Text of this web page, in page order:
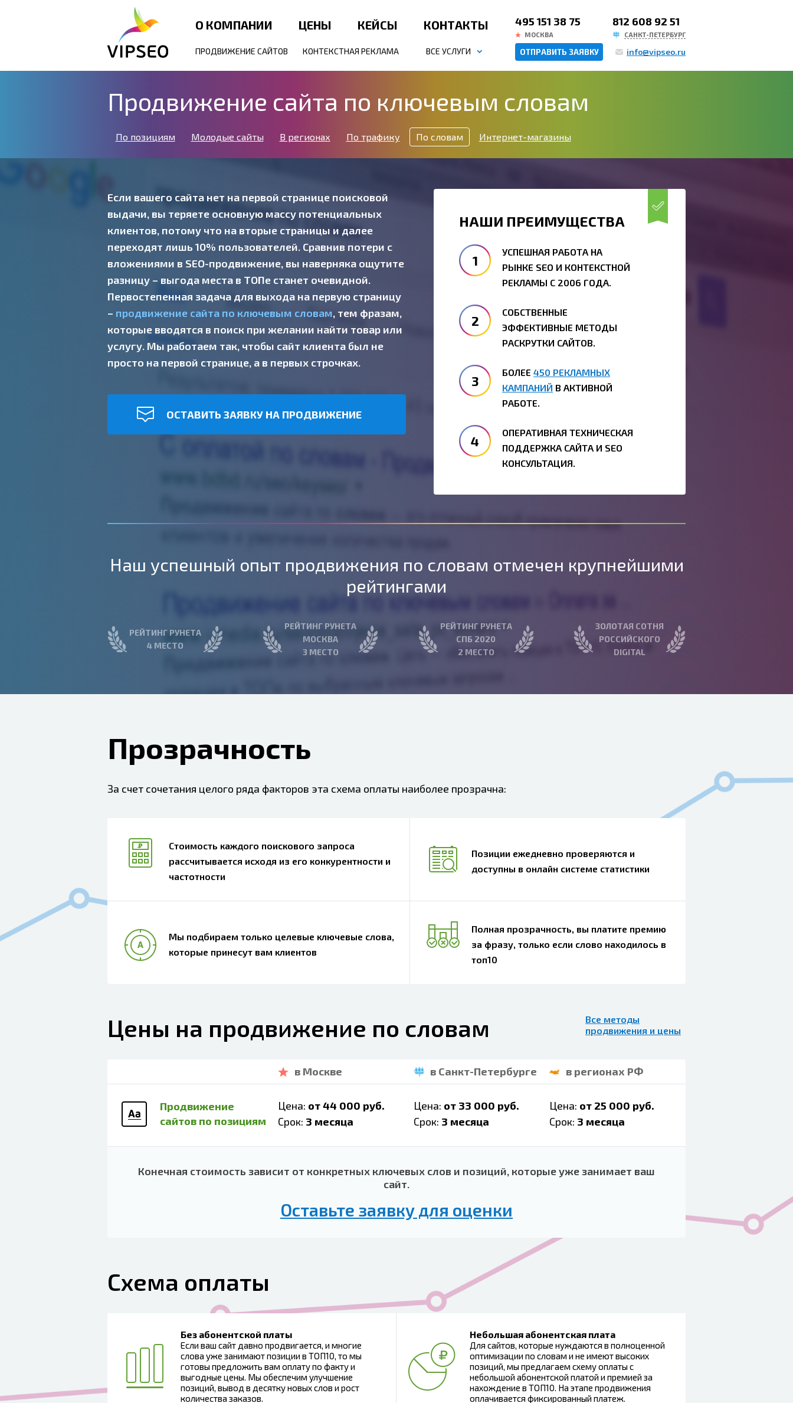
О КОМПАНИИ ЦЕНЫ КЕЙСЫ КОНТАКТЫ
ПРОДВИЖЕНИЕ САЙТОВ КОНТЕКСТНАЯ РЕКЛАМА ВСЕ УСЛУГИ
495 151 38 75
МОСКВА
812 608 92 51
САНКТ-ПЕТЕРБУРГ
ОТПРАВИТЬ ЗАЯВКУ info@vipseo.ru
Продвижение сайта по ключевым словам
По позициям Молодые сайты В регионах По трафику По словам Интернет-магазины
Если вашего сайта нет на первой странице поисковой
выдачи, вы теряете основную массу потенциальных
клиентов, потому что на вторые страницы и далее
переходят лишь 10% пользователей. Сравнив потери с
вложениями в SEO-продвижение, вы наверняка ощутите
разницу – выгода места в ТОПе станет очевидной.
Первостепенная задача для выхода на первую страницу
– продвижение сайта по ключевым словам, тем фразам,
которые вводятся в поиск при желании найти товар или
услугу. Мы работаем так, чтобы сайт клиента был не
просто на первой странице, а в первых строчках.
ОСТАВИТЬ ЗАЯВКУ НА ПРОДВИЖЕНИЕ
НАШИ ПРЕИМУЩЕСТВА
УСПЕШНАЯ РАБОТА НА
РЫНКЕ SEO И КОНТЕКСТНОЙ
РЕКЛАМЫ С 2006 ГОДА.
СОБСТВЕННЫЕ
ЭФФЕКТИВНЫЕ МЕТОДЫ
РАСКРУТКИ САЙТОВ.
БОЛЕЕ 450 РЕКЛАМНЫХ
КАМПАНИЙ В АКТИВНОЙ
РАБОТЕ.
ОПЕРАТИВНАЯ ТЕХНИЧЕСКАЯ
ПОДДЕРЖКА САЙТА И SEO
КОНСУЛЬТАЦИЯ.
Наш успешный опыт продвижения по словам отмечен крупнейшими
рейтингами
РЕЙТИНГ РУНЕТА
4 МЕСТО
РЕЙТИНГ РУНЕТА
МОСКВА
3 МЕСТО
РЕЙТИНГ РУНЕТА
СПБ 2020
2 МЕСТО
ЗОЛОТАЯ СОТНЯ
РОССИЙСКОГО
DIGITAL
Прозрачность
За счет сочетания целого ряда факторов эта схема оплаты наиболее прозрачна:
Стоимость каждого поискового запроса
рассчитывается исходя из его конкурентности и
частотности
Позиции ежедневно проверяются и
доступны в онлайн системе статистики
Мы подбираем только целевые ключевые слова,
которые принесут вам клиентов
Полная прозрачность, вы платите премию
за фразу, только если слово находилось в
топ10
Все методы
продвижения и цены
Цены на продвижение по словам
в Москве в Санкт-Петербурге в регионах РФ
Продвижение
сайтов по позициям
Цена: от 44 000 руб.
Срок: 3 месяца
Цена: от 33 000 руб.
Срок: 3 месяца
Цена: от 25 000 руб.
Срок: 3 месяца
Конечная стоимость зависит от конкретных ключевых слов и позиций, которые уже занимает ваш
сайт.
Оставьте заявку для оценки
Схема оплаты
Без абонентской платы
Если ваш сайт давно продвигается, и многие
слова уже занимают позиции в ТОП10, то мы
готовы предложить вам оплату по факту и
выгодные цены. Мы обеспечим улучшение
позиций, вывод в десятку новых слов и рост
количества заказов.
Небольшая абонентская плата
Для сайтов, которые нуждаются в полноценной
оптимизации по словам и не имеют высоких
позиций, мы предлагаем схему оплаты с
небольшой абонентской платой и премией за
нахождение в ТОП10. На этапе продвижения
оплачивается фиксированный платеж.